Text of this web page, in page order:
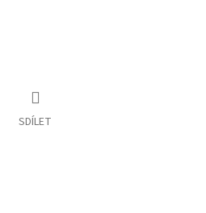
SDÍLET